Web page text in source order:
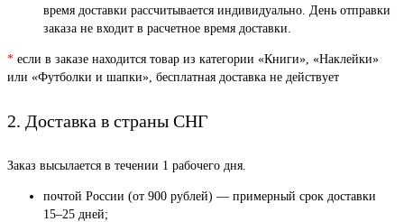
время доставки рассчитывается индивидуально. День отправки
заказа не входит в расчетное время доставки.
* если в заказе находится товар из категории «Книги», «Наклейки»
или «Футболки и шапки», бесплатная доставка не действует
2. Доставка в страны СНГ
Заказ высылается в течении 1 рабочего дня.
почтой России (от 900 рублей) — примерный срок доставки
15–25 дней;